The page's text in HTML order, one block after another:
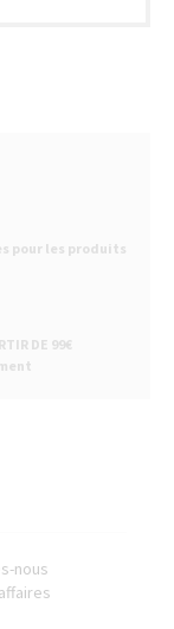
pour les produits
DE 99€
nous